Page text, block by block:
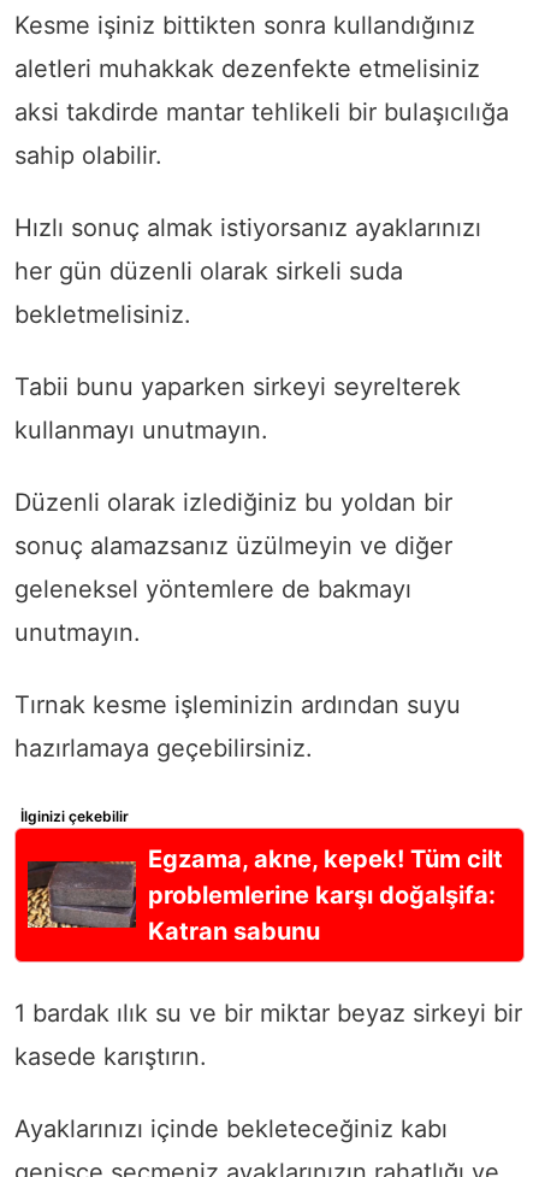
Kesme işiniz bittikten sonra kullandığınız
aletleri muhakkak dezenfekte etmelisiniz
aksi takdirde mantar tehlikeli bir bulaşıcılığa
sahip olabilir.
Hızlı sonuç almak istiyorsanız ayaklarınızı
her gün düzenli olarak sirkeli suda
bekletmelisiniz.
Tabii bunu yaparken sirkeyi seyrelterek
kullanmayı unutmayın.
Düzenli olarak izlediğiniz bu yoldan bir
sonuç alamazsanız üzülmeyin ve diğer
geleneksel yöntemlere de bakmayı
unutmayın.
Tırnak kesme işleminizin ardından suyu
hazırlamaya geçebilirsiniz.
İlginizi çekebilir
Egzama, akne, kepek! Tüm cilt
problemlerine karşı doğalşifa:
Katran sabunu
1 bardak ılık su ve bir miktar beyaz sirkeyi bir
kasede karıştırın.
Ayaklarınızı içinde bekleteceğiniz kabı